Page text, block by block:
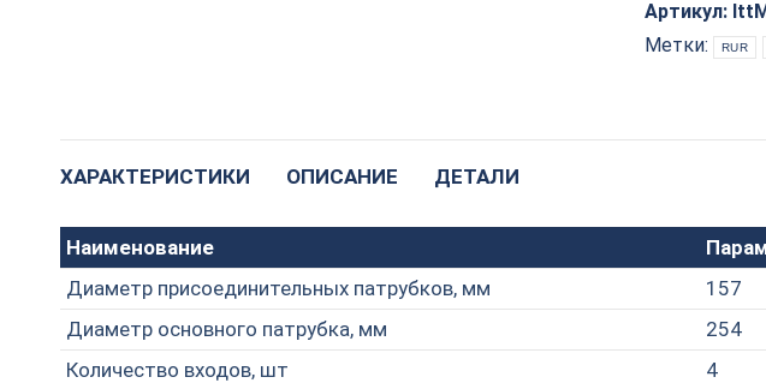
кнопкой
пуск,
кВт)
Артикул:
Метки:
RUR
ХАРАКТЕРИСТИКИ ОПИСАНИЕ ДЕТАЛИ
Наименование
Диаметр присоединительных патрубков, мм
157
Диаметр основного патрубка, мм
254
Количество входов, шт
4